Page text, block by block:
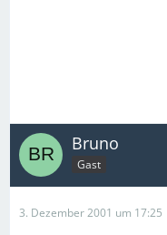
Bruno
Gast
3. Dezember 2001 um 17:25